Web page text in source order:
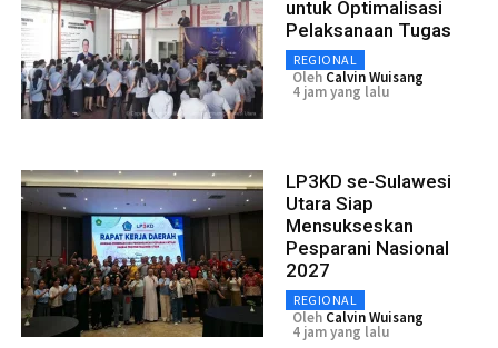
untuk Optimalisasi
Pelaksanaan Tugas
REGIONAL
Oleh Calvin Wuisang
4 jam yang lalu
LP3KD se-Sulawesi
Utara Siap
Mensukseskan
Pesparani Nasional
2027
REGIONAL
Oleh Calvin Wuisang
4 jam yang lalu